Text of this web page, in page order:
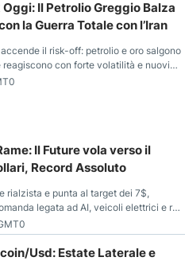
Il Petrolio Greggio Balza
la Guerra Totale con l’Iran
il risk-off: petrolio e oro salgono
con forte volatilità e nuovi
Il Future vola verso il
Record Assoluto
rialzista e punta al target dei 7$,
legata ad AI, veicoli elettrici e reti
dal 2028.
Usd: Estate Laterale e